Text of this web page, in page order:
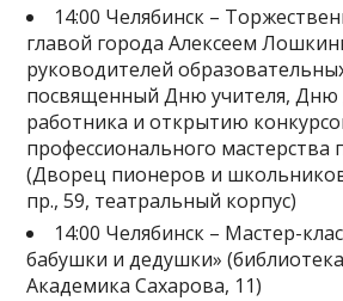
14:00 Челябинск –
главой города Алексеем
руководителей
посвященный Дню учителя,
работника и открытию
профессионального мастерства
(Дворец пионеров и
пр., 59, театральный корпус)
14:00 Челябинск – Мастер-
бабушки и дедушки»
Академика Сахарова, 11)